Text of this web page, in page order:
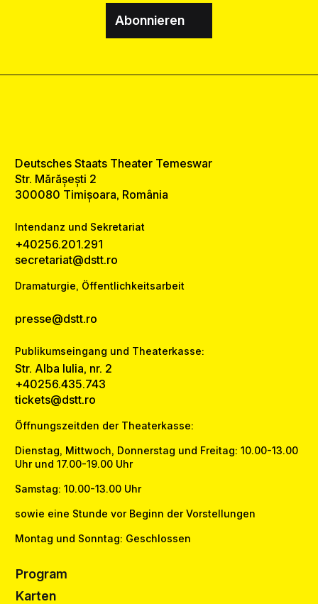
Abonnieren
Deutsches Staats Theater Temeswar
Str. Mărășești 2
300080 Timișoara, România
Intendanz und Sekretariat
+40256.201.291
secretariat@dstt.ro
Dramaturgie, Öffentlichkeitsarbeit
presse@dstt.ro
Publikumseingang und Theaterkasse:
Str. Alba Iulia, nr. 2
+40256.435.743
tickets@dstt.ro
Öffnungszeitden der Theaterkasse:
Dienstag, Mittwoch, Donnerstag und Freitag: 10.00-13.00
Uhr und 17.00-19.00 Uhr
Samstag: 10.00-13.00 Uhr
sowie eine Stunde vor Beginn der Vorstellungen
Montag und Sonntag: Geschlossen
Program
Karten